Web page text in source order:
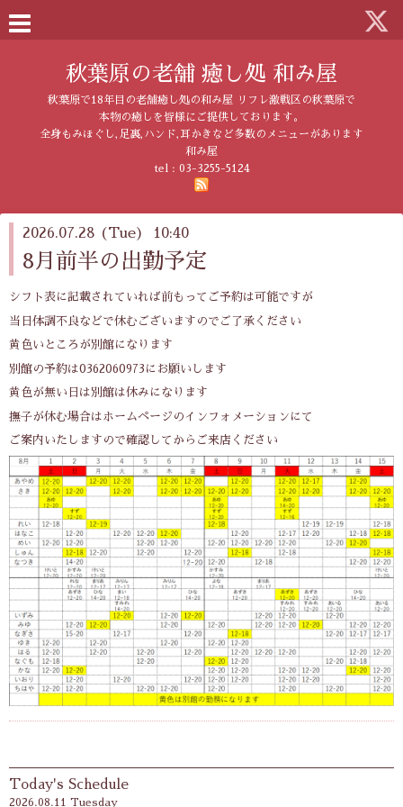
秋葉原の老舗 癒し処 和み屋
秋葉原で18年目の老舗癒し処の和み屋 リフレ激戦区の秋葉原で
本物の癒しを皆様にご提供しております。
全身もみほぐし,足裏,ハンド,耳かきなど多数のメニューがあります
和み屋
tel : 03-3255-5124
2026.07.28 (Tue) 10:40
8月前半の出勤予定
シフト表に記載されていれば前もってご予約は可能ですが
当日体調不良などで休むございますのでご了承ください
黄色いところが別館になります
別館の予約は0362060973にお願いします
黄色が無い日は別館は休みになります
撫子が休む場合はホームページのインフォメーションにて
ご案内いたしますので確認してからご来店ください
Today's Schedule
2026.08.11 Tuesday